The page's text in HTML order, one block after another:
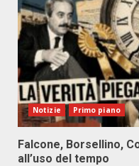
Notizie Primo piano
Falcone, Borsellino,
all’uso del tempo